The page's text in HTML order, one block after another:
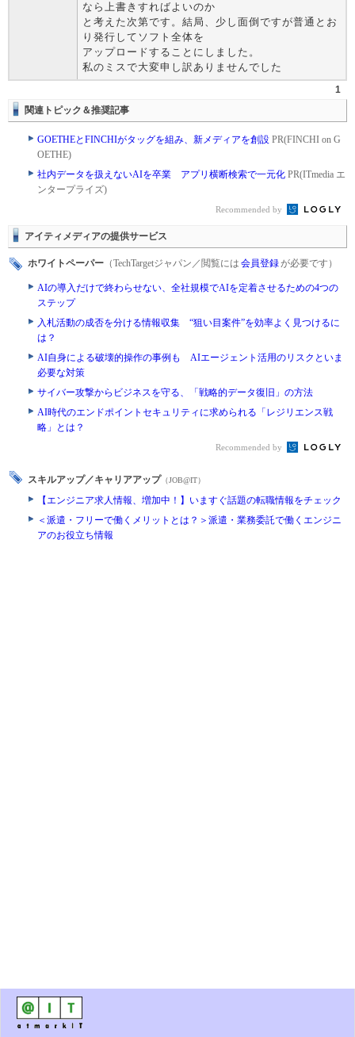
なら上書きすればよいのか
と考えた次第です。結局、少し面倒ですが普通とお
り発行してソフト全体を
アップロードすることにしました。
私のミスで大変申し訳ありませんでした
1
関連トピック＆推奨記事
GOETHEとFINCHIがタッグを組み、新メディアを創設 PR(FINCHI on G
OETHE)
社内データを扱えないAIを卒業 アプリ横断検索で一元化 PR(ITmedia エ
ンタープライズ)
Recommended by
アイティメディアの提供サービス
ホワイトペーパー （TechTargetジャパン／閲覧には 会員登録が必要です）
AIの導入だけで終わらせない、全社規模でAIを定着させるための4つの
ステップ
入札活動の成否を分ける情報収集 “狙い目案件”を効率よく見つけるに
は？
AI自身による破壊的操作の事例も AIエージェント活用のリスクといま
必要な対策
サイバー攻撃からビジネスを守る、「戦略的データ復旧」の方法
AI時代のエンドポイントセキュリティに求められる「レジリエンス戦
略」とは？
Recommended by
スキルアップ／キャリアアップ （JOB@IT）
【エンジニア求人情報、増加中！】いますぐ話題の転職情報をチェック
＜派遣・フリーで働くメリットとは？＞派遣・業務委託で働くエンジニ
アのお役立ち情報